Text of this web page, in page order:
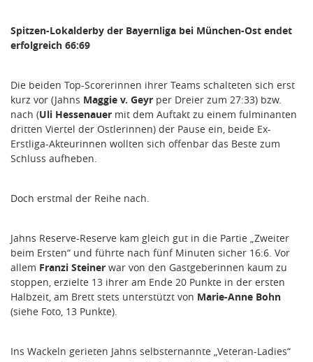
Spitzen-Lokalderby der Bayernliga bei München-Ost endet
erfolgreich 66:69
Die beiden Top-Scorerinnen ihrer Teams schalteten sich erst
kurz vor (Jahns Maggie v. Geyr per Dreier zum 27:33) bzw.
nach (Uli Hessenauer mit dem Auftakt zu einem fulminanten
dritten Viertel der Ostlerinnen) der Pause ein, beide Ex-
Erstliga-Akteurinnen wollten sich offenbar das Beste zum
Schluss aufheben.
Doch erstmal der Reihe nach.
Jahns Reserve-Reserve kam gleich gut in die Partie „Zweiter
beim Ersten“ und führte nach fünf Minuten sicher 16:6. Vor
allem Franzi Steiner war von den Gastgeberinnen kaum zu
stoppen, erzielte 13 ihrer am Ende 20 Punkte in der ersten
Halbzeit, am Brett stets unterstützt von Marie-Anne Bohn
(siehe Foto, 13 Punkte).
Ins Wackeln gerieten Jahns selbsternannte „Veteran-Ladies“